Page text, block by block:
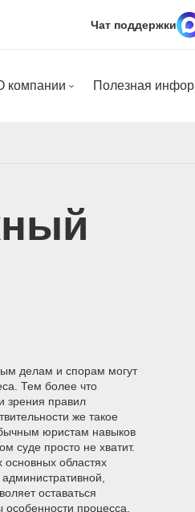
Чат поддержки
компании Полезная
делам и спорам могут
Тем более что
зрения правил
же такое
юристам навыков
суде просто не хватит.
областях
оставаться
особенности процесса,